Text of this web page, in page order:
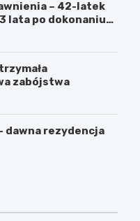
– 42-latek
lata po dokonaniu
zabójstwa
dawna rezydencja